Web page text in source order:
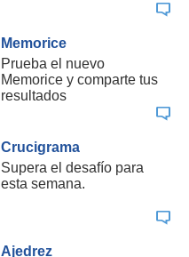
Memorice
Prueba el nuevo
Memorice y comparte tus
resultados
Crucigrama
Supera el desafío para
esta semana.
Ajedrez